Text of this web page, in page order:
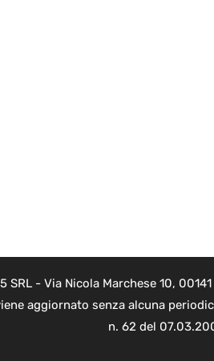
- Via Nicola Marchese 10,
aggiornato senza alcuna
n. 62 del